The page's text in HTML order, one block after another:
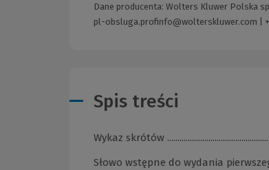
Dane producenta: Wolters Kluwer Polska
pl-obsluga.profinfo@wolterskluwer.com
Spis treści
Wykaz skrótów
Słowo wstępne do wydania pierwszego